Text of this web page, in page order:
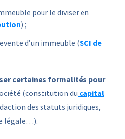
pour le diviser en
) ;
d’un immeuble (SCI de
certaines formalités pour
(constitution du capital
des statuts juridiques,
légale…).